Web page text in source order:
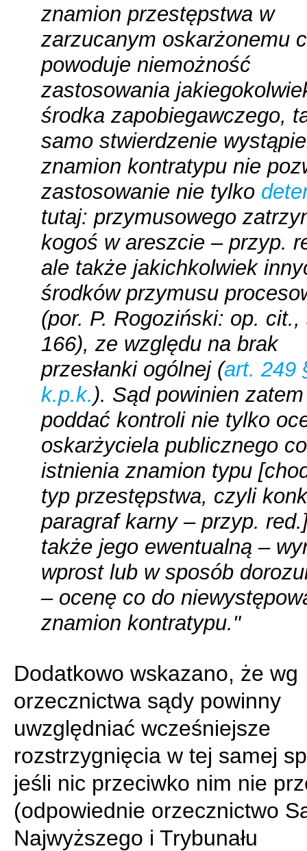
znamion przestępstwa w
zarzucanym oskarżonemu
powoduje niemożność
zastosowania
środka zapobiegawczego,
samo stwierdzenie
znamion kontratypu nie
zastosowanie nie tylko
tutaj: przymusowego
kogoś w areszcie – przyp.
ale także jakichkolwiek
środków przymusu
(por. P. Rogoziński: op. cit.,
166), ze względu na brak
przesłanki ogólnej (art. 249
k.p.k.). Sąd powinien zatem
poddać kontroli nie tylko
oskarżyciela publicznego
istnienia znamion typu
typ przestępstwa, czyli
paragraf karny – przyp.
także jego ewentualną –
wprost lub w sposób
– ocenę co do
znamion kontratypu."
Dodatkowo wskazano, że wg
orzecznictwa sądy powinny
uwzględniać wcześniejsze
rozstrzygnięcia w tej samej
jeśli nic przeciwko nim nie
(odpowiednie orzecznictwo
Najwyższego i Trybunału